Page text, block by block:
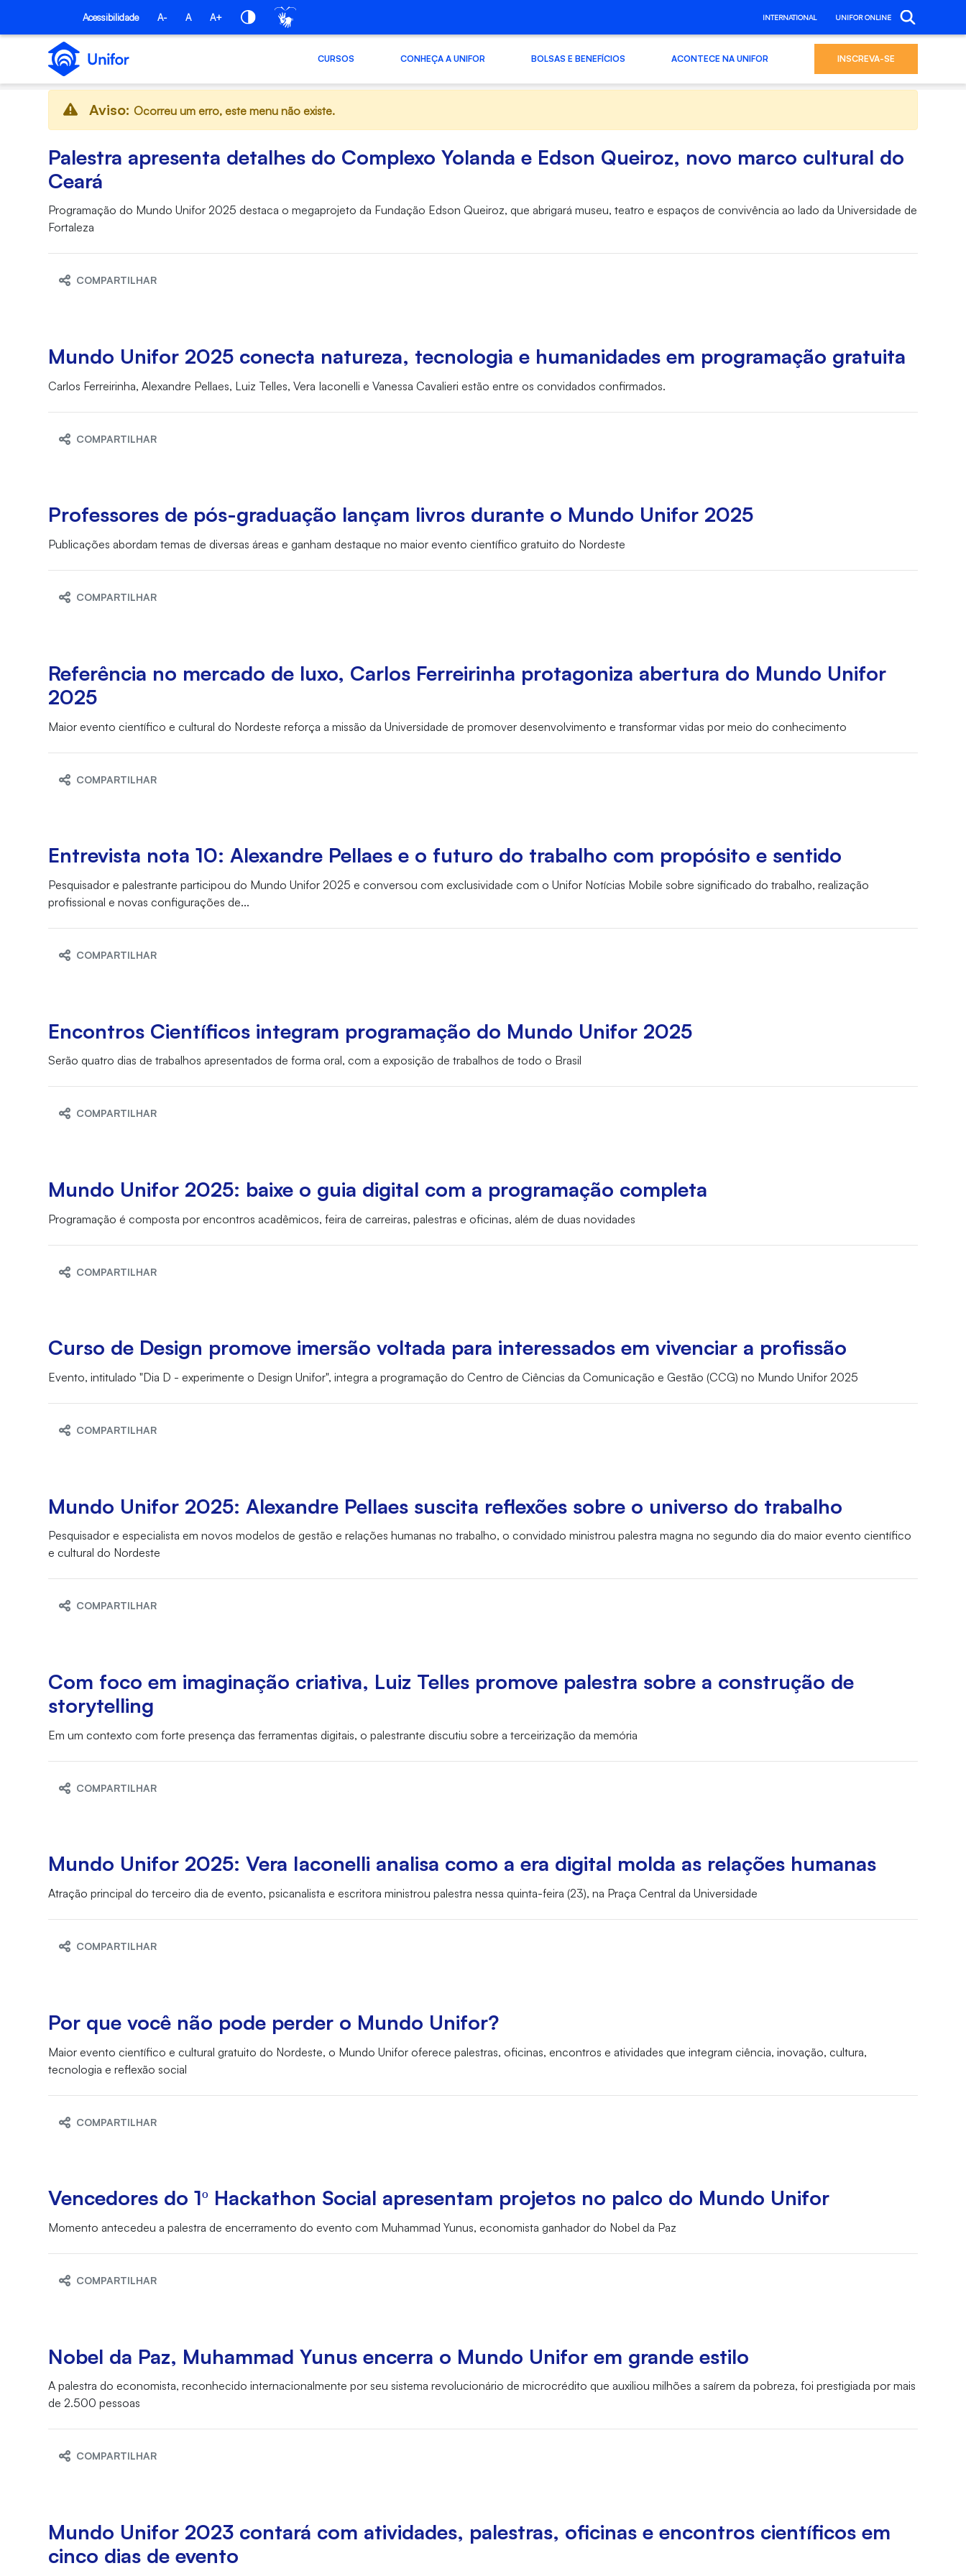
Pular para o Conteúdo principal
Acessibilidade A- A A+ INTERNATIONAL UNIFOR ONLINE
CURSOS CONHEÇA A UNIFOR BOLSAS E BENEFÍCIOS ACONTECE NA UNIFOR INSCREVA-SE
Aviso: Ocorreu um erro, este menu não existe.
Palestra apresenta detalhes do Complexo Yolanda e Edson Queiroz, novo marco cultural do
Ceará
Programação do Mundo Unifor 2025 destaca o megaprojeto da Fundação Edson Queiroz, que abrigará museu, teatro e espaços de convivência ao lado da Universidade de
Fortaleza
COMPARTILHAR
Mundo Unifor 2025 conecta natureza, tecnologia e humanidades em programação gratuita
Carlos Ferreirinha, Alexandre Pellaes, Luiz Telles, Vera Iaconelli e Vanessa Cavalieri estão entre os convidados confirmados.
COMPARTILHAR
Professores de pós-graduação lançam livros durante o Mundo Unifor 2025
Publicações abordam temas de diversas áreas e ganham destaque no maior evento científico gratuito do Nordeste
COMPARTILHAR
Referência no mercado de luxo, Carlos Ferreirinha protagoniza abertura do Mundo Unifor
2025
Maior evento científico e cultural do Nordeste reforça a missão da Universidade de promover desenvolvimento e transformar vidas por meio do conhecimento
COMPARTILHAR
Entrevista nota 10: Alexandre Pellaes e o futuro do trabalho com propósito e sentido
Pesquisador e palestrante participou do Mundo Unifor 2025 e conversou com exclusividade com o Unifor Notícias Mobile sobre significado do trabalho, realização
profissional e novas configurações de...
COMPARTILHAR
Encontros Científicos integram programação do Mundo Unifor 2025
Serão quatro dias de trabalhos apresentados de forma oral, com a exposição de trabalhos de todo o Brasil
COMPARTILHAR
Mundo Unifor 2025: baixe o guia digital com a programação completa
Programação é composta por encontros acadêmicos, feira de carreiras, palestras e oficinas, além de duas novidades
COMPARTILHAR
Curso de Design promove imersão voltada para interessados em vivenciar a profissão
Evento, intitulado "Dia D - experimente o Design Unifor", integra a programação do Centro de Ciências da Comunicação e Gestão (CCG) no Mundo Unifor 2025
COMPARTILHAR
Mundo Unifor 2025: Alexandre Pellaes suscita reflexões sobre o universo do trabalho
Pesquisador e especialista em novos modelos de gestão e relações humanas no trabalho, o convidado ministrou palestra magna no segundo dia do maior evento científico
e cultural do Nordeste
COMPARTILHAR
Com foco em imaginação criativa, Luiz Telles promove palestra sobre a construção de
storytelling
Em um contexto com forte presença das ferramentas digitais, o palestrante discutiu sobre a terceirização da memória
COMPARTILHAR
Mundo Unifor 2025: Vera Iaconelli analisa como a era digital molda as relações humanas
Atração principal do terceiro dia de evento, psicanalista e escritora ministrou palestra nessa quinta-feira (23), na Praça Central da Universidade
COMPARTILHAR
Por que você não pode perder o Mundo Unifor?
Maior evento científico e cultural gratuito do Nordeste, o Mundo Unifor oferece palestras, oficinas, encontros e atividades que integram ciência, inovação, cultura,
tecnologia e reflexão social
COMPARTILHAR
Vencedores do 1º Hackathon Social apresentam projetos no palco do Mundo Unifor
Momento antecedeu a palestra de encerramento do evento com Muhammad Yunus, economista ganhador do Nobel da Paz
COMPARTILHAR
Nobel da Paz, Muhammad Yunus encerra o Mundo Unifor em grande estilo
A palestra do economista, reconhecido internacionalmente por seu sistema revolucionário de microcrédito que auxiliou milhões a saírem da pobreza, foi prestigiada por mais
de 2.500 pessoas
COMPARTILHAR
Mundo Unifor 2023 contará com atividades, palestras, oficinas e encontros científicos em
cinco dias de evento